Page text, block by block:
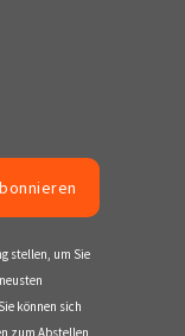
stellen, um Sie
können sich
zum Abstellen